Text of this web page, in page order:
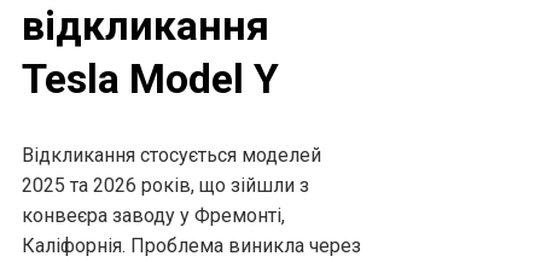
відкликання
Tesla Model Y
Відкликання стосується моделей
2025 та 2026 років, що зійшли з
конвеєра заводу у Фремонті,
Каліфорнія. Проблема виникла через